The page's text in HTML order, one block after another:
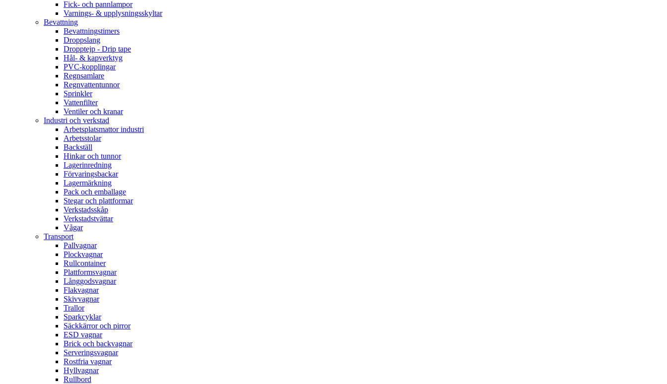
Fick- och pannlampor
Varnings- & upplysningsskyltar
Bevattning
Bevattningstimers
Droppslang
Dropptejp - Drip tape
Hål- & kapverktyg
PVC-kopplingar
Regnsamlare
Regnvattentunnor
Sprinkler
Vattenfilter
Ventiler och kranar
Industri och verkstad
Arbetsplatsmattor industri
Arbetsstolar
Backställ
Hinkar och tunnor
Lagerinredning
Förvaringsbackar
Lagermärkning
Pack och emballage
Stegar och plattformar
Verkstadsskåp
Verkstadstvättar
Vågar
Transport
Pallvagnar
Plockvagnar
Rullcontainer
Plattformsvagnar
Långgodsvagnar
Flakvagnar
Skivvagnar
Trallor
Sparkcyklar
Säckkärror och pirror
ESD vagnar
Brick och backvagnar
Serveringsvagnar
Rostfria vagnar
Hyllvagnar
Rullbord